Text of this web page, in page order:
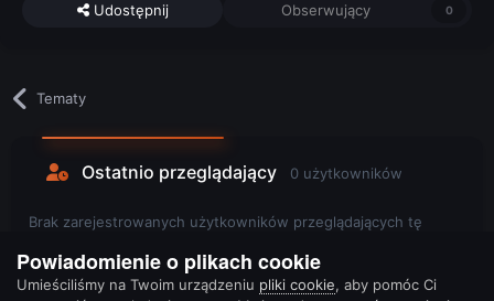
Udostępnij Obserwujący 0
Tematy
Ostatnio przeglądający 0 użytkowników
Brak zarejestrowanych użytkowników przeglądających tę
Powiadomienie o plikach cookie
Umieściliśmy na Twoim urządzeniu pliki cookie, aby pomóc Ci